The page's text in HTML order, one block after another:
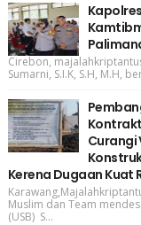
Cirebon,
Sumarni, S.I.K, S.H, M.H,
Curangi
Kerena Dugaan Kuat
Muslim dan Team
(USB) S...